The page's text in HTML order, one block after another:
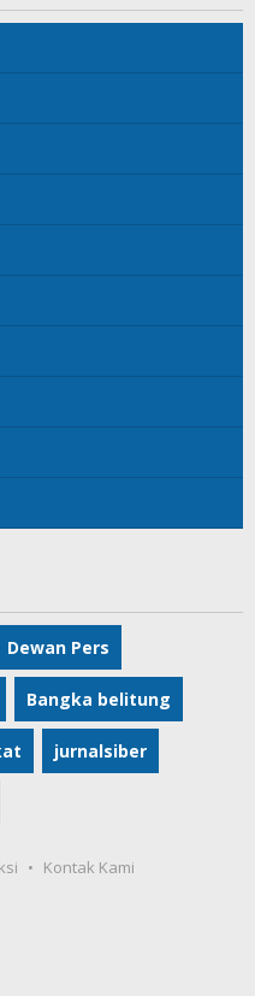
Dewan Pers
Bangka belitung
jurnalsiber
Kontak Kami